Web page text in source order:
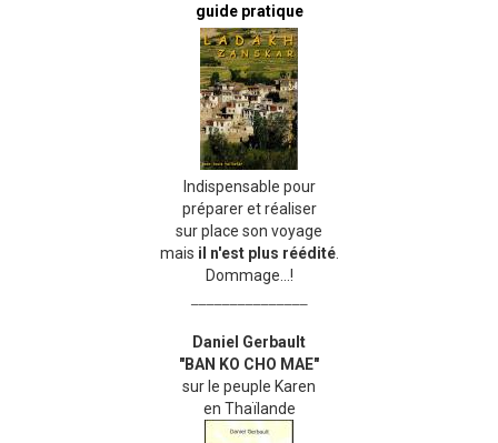
guide pratique
Indispensable pour
préparer et réaliser
sur place son voyage
mais il n'est plus réédité.
Dommage...!
Daniel Gerbault
"BAN KO CHO MAE"
sur le peuple Karen
en Thaïlande